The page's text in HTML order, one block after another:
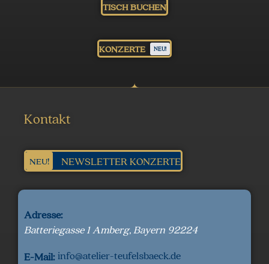
TISCH BUCHEN
KONZERTE NEU!
Kontakt
NEWSLETTER KONZERTE
NEU!
Adresse:
Batteriegasse 1Amberg,Bayern 92224
E-Mail:info@atelier-teufelsbaeck.de